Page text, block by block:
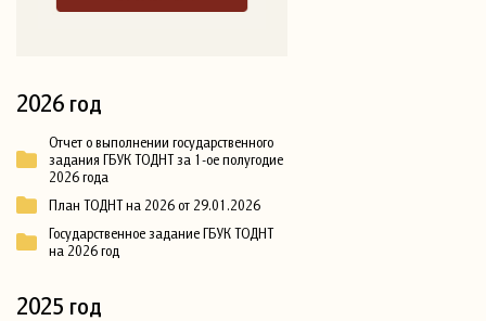
2026 год
Отчет о выполнении государственного
задания ГБУК ТОДНТ за 1-ое полугодие
2026 года
План ТОДНТ на 2026 от 29.01.2026
Государственное задание ГБУК ТОДНТ
на 2026 год
2025 год